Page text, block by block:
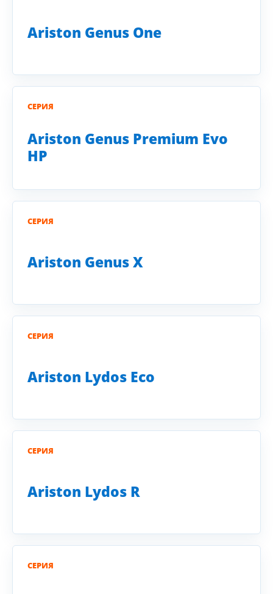
Ariston Genus One
СЕРИЯ
Ariston Genus Premium Evo
HP
СЕРИЯ
Ariston Genus X
СЕРИЯ
Ariston Lydos Eco
СЕРИЯ
Ariston Lydos R
СЕРИЯ